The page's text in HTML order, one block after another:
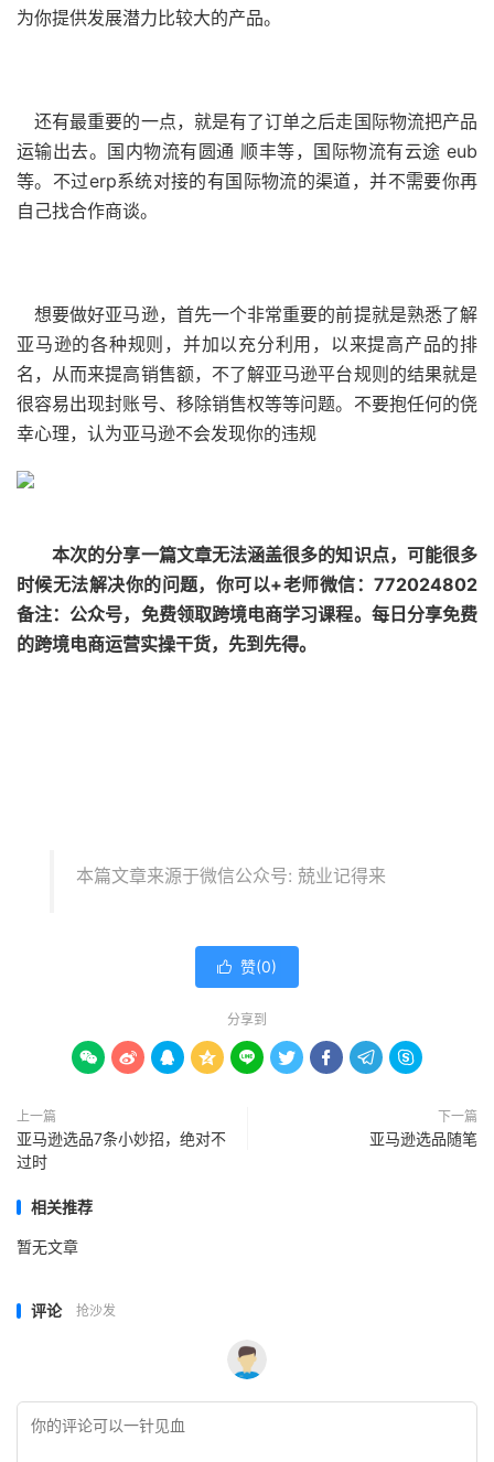
为你提供发展潜力比较大的产品。
还有最重要的一点，就是有了订单之后走国际物流把产品
运输出去。国内物流有圆通 顺丰等，国际物流有云途 eub
等。不过erp系统对接的有国际物流的渠道，并不需要你再
自己找合作商谈。
想要做好亚马逊，首先一个非常重要的前提就是熟悉了解
亚马逊的各种规则，并加以充分利用，以来提高产品的排
名，从而来提高销售额，不了解亚马逊平台规则的结果就是
很容易出现封账号、移除销售权等等问题。不要抱任何的侥
幸心理，认为亚马逊不会发现你的违规
本次的分享一篇文章无法涵盖很多的知识点，可能很多
时候无法解决你的问题，你可以+老师微信：772024802
备注：公众号，免费领取跨境电商学习课程。每日分享免费
的跨境电商运营实操干货，先到先得。
本篇文章来源于微信公众号: 兢业记得来
 赞(0)
分享到
        
上一篇
亚马逊选品7条小妙招，绝对不
过时
下一篇
亚马逊选品随笔
相关推荐
暂无文章
评论 抢沙发